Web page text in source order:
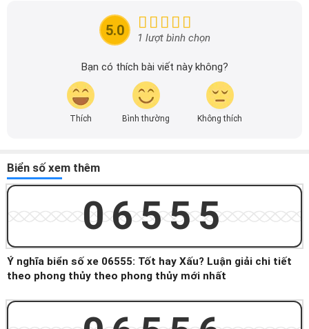
tin nhanh chóng và dễ dàng hơn.
5.0 1 lượt bình chọn
Bạn có thích bài viết này không?
Thích Bình thường Không thích
Biển số xem thêm
06555
Ý nghĩa biển số xe 06555: Tốt hay Xấu? Luận giải chi tiết
theo phong thủy theo phong thủy mới nhất